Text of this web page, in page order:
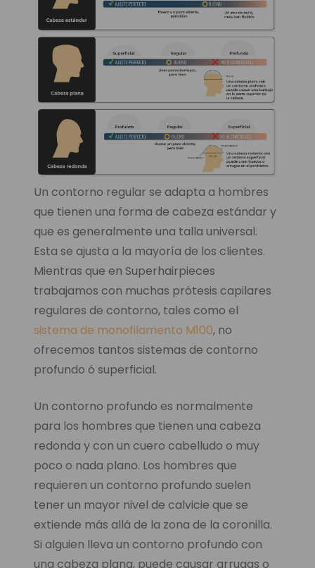
Un contorno regular se adapta a hombres
que tienen una forma de cabeza estándar y
que es generalmente una talla universal.
Esta se ajusta a la mayoría de los clientes.
Mientras que en Superhairpieces
trabajamos con muchas prótesis capilares
regulares de contorno, tales como el
sistema de monofilamento M100, no
ofrecemos tantos sistemas de contorno
profundo ó superficial.
Un contorno profundo es normalmente
para los hombres que tienen una cabeza
redonda y con un cuero cabelludo o muy
poco o nada plano. Los hombres que
requieren un contorno profundo suelen
tener un mayor nivel de calvicie que se
extiende más allá de la zona de la coronilla.
Si alguien lleva un contorno profundo con
una cabeza plana, puede causar arrugas o